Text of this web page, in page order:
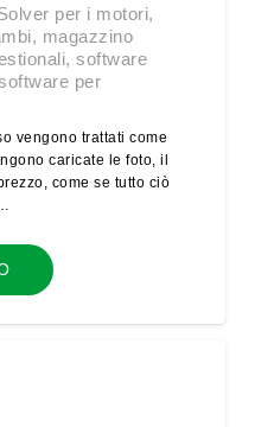
per i motori,
, magazzino
,software
per
vengono trattati come
caricate le foto, il
come se tutto ciò